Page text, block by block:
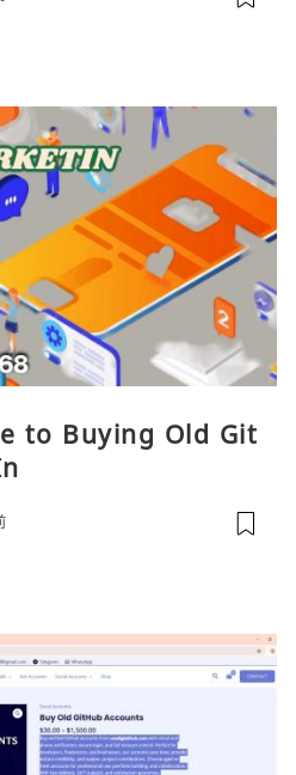
to Buying Old Git